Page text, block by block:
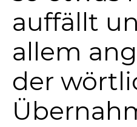
auffällt
allem
der